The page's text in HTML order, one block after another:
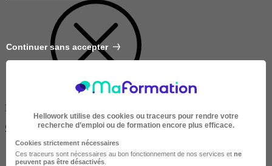
Dans un rayon de
50km
Continuer sans accepter
Hellowork utilise des cookies ou traceurs pour rendre votre
recherche d’emploi ou de formation encore plus efficace.
Cookies strictement nécessaires
Ces traceurs sont nécessaires au bon fonctionnement de nos services et ne
peuvent pas être désactivés